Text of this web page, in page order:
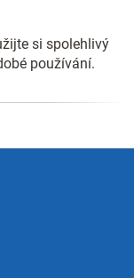
si spolehlivý
používání.